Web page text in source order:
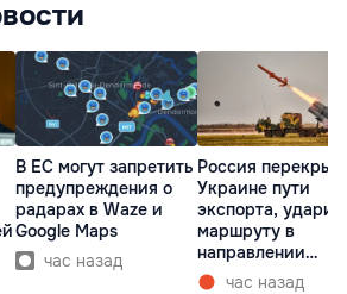
В ЕС могут запретить
предупреждения о
радарах в Waze и
Google Maps
час назад
Россия
Украине пути
экспорта, ударив
маршруту в
направлении
Молдовы
час назад